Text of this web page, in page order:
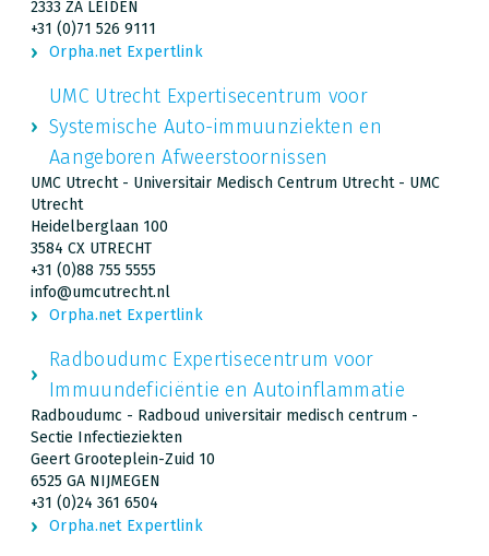
2333 ZA LEIDEN
+31 (0)71 526 9111
Orpha.net Expertlink
UMC Utrecht Expertisecentrum voor
Systemische Auto-immuunziekten en
Aangeboren Afweerstoornissen
UMC Utrecht - Universitair Medisch Centrum Utrecht - UMC
Utrecht
Heidelberglaan 100
3584 CX UTRECHT
+31 (0)88 755 5555
info@umcutrecht.nl
Orpha.net Expertlink
Radboudumc Expertisecentrum voor
Immuundeficiëntie en Autoinflammatie
Radboudumc - Radboud universitair medisch centrum -
Sectie Infectieziekten
Geert Grooteplein-Zuid 10
6525 GA NIJMEGEN
+31 (0)24 361 6504
Orpha.net Expertlink